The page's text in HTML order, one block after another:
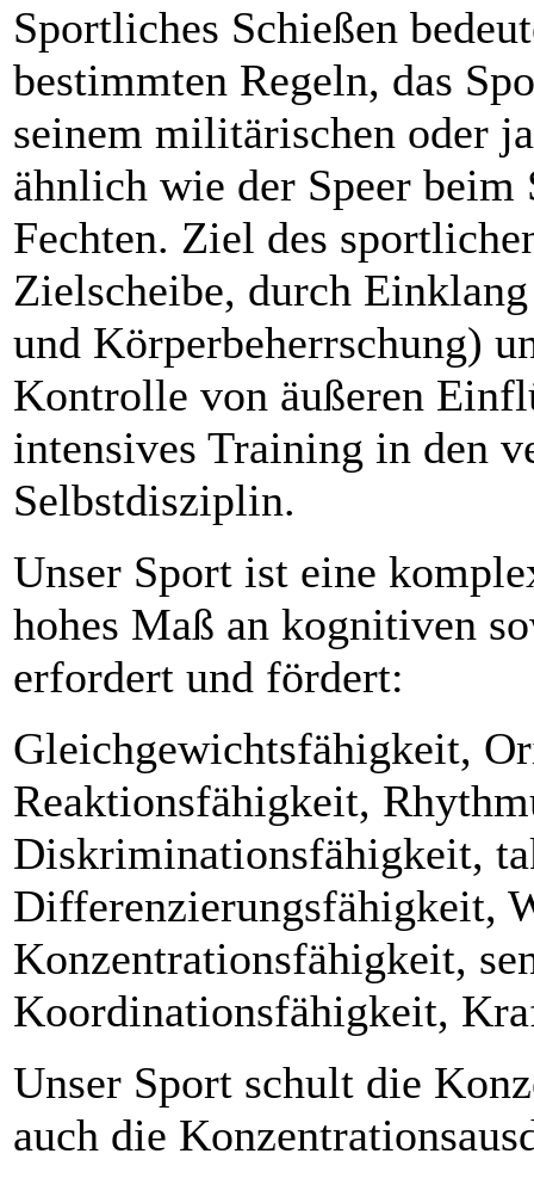
Sportliches Schießen
bestimmten Regeln, das
seinem militärischen oder
ähnlich wie der Speer
Fechten. Ziel des
Zielscheibe, durch
und Körperbeherrschung)
Kontrolle von äußeren
intensives Training in den
Selbstdisziplin.
Unser Sport ist eine
hohes Maß an kognitiven
erfordert und fördert:
Gleichgewichtsfähigkeit,
Reaktionsfähigkeit,
Diskriminationsfähigkeit,
Differenzierungsfähigkeit,
Konzentrationsfähigkeit,
Koordinationsfähigkeit,
Unser Sport schult die
auch die